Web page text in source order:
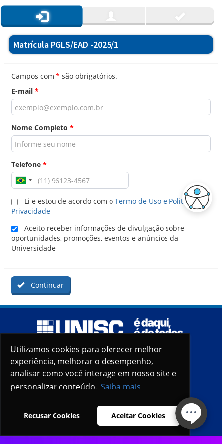
Utilizamos cookies para oferecer melhor
experiência, melhorar o desempenho,
analisar como você interage em nosso site e
personalizar conteúdo. Saiba mais
Recusar Cookies Aceitar Cookies
Utilizamos cookies para oferecer melhor
experiência, melhorar o desempenho,
analisar como você interage em nosso site e
personalizar conteúdo. Saiba mais
Recusar Cookies Aceitar Cookies
Matrícula PGLS/EAD -2025/1
Campos com * são obrigatórios.
E-mail *
Nome Completo *
Telefone *
Li e estou de acordo com o Termo de Uso e Politica de
Privacidade
Aceito receber informações de divulgação sobre
oportunidades, promoções, eventos e anúncios da
Universidade
Continuar